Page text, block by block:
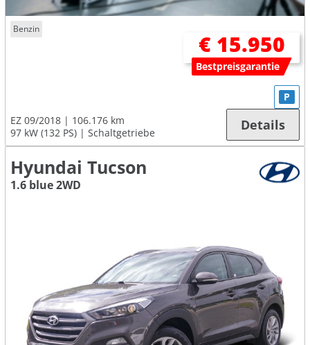
Benzin
€ 15.950
Bestpreisgarantie
EZ 09/2018
106.176 km
97 kW (132 PS)
Schaltgetriebe
P
Details
Hyundai Tucson
1.6 blue 2WD